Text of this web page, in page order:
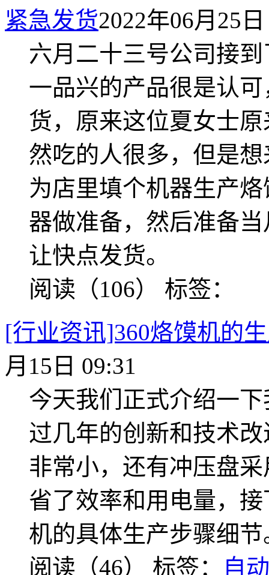
紧急发货2022年06月25
六月二十三号公司接
一品兴的产品很是认
货，原来这位夏女士
然吃的人很多，但是
为店里填个机器生产
器做准备，然后准备
让快点发货。
阅读（106） 标签：
[行业资讯]360烙馍机的
月15日 09:31
今天我们正式介绍一
过几年的创新和技术
非常小，还有冲压盘
省了效率和用电量，
机的具体生产步骤细节
阅读（46） 标签： 自